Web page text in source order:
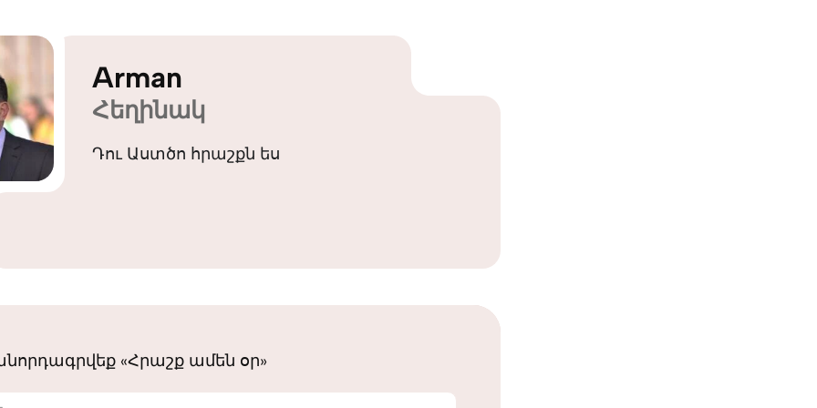
Arman
Հեղինակ
Դու Աստծո հրաշքն ես
«Հրաշք ամեն օր»